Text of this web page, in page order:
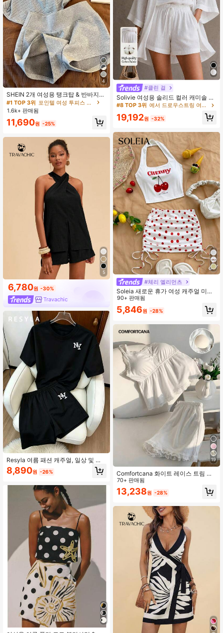
4
SHEIN 2개 여성용 탱크탑 & 반바지
세트, 봄/여름
#1 TOP 3위
포인텔 여성 투피스 의상
거의 매진!
#1 TOP 3위
포인텔 여성 투피스 의상
거의 매진!
#1 TOP 3위
포인텔 여성 투피스 의상
거의 매진!
#1 TOP 3위
거의 매진!
1.6k+ 판매됨
11,690원 -25%
5
6,780원 -30%
Travachic
Resyla 여름 패션 캐주얼, 일상 및 스
포츠웨어에 적합한 여성용 투피스 세
트, 여성용 블랙 뉴욕 NY 레터 프린트
편안한 디자인, 캐주얼 외출 투피스 세
8,890원 -26%
#클린 걸
Solivie 여성용 솔리드 컬러 캐미솔 탑,
반바지 및 로브 캐주얼 일상 세트
#8 TOP 3위 에서 드로우스트링 여성 투피스 의상
19,192원 -32%
#체리 엘리먼츠
Soleia 새로운 휴가 여성 캐주얼 미니
멀리스트 체리 프린트 백리스 크롭 탑
+ 물방울 무늬가 있는 플리츠 로우 웨
이스트 미니 스커트, 여름 착용에 적
보헤미안, 보헤미안, 로맨틱 플로럴,
휴가, 플로럴
90+ 판매됨
5,846원 -28%
19
Comfortcana 화이트 레이스 트림 니
트 캐미솔 및 반바지 세트 (가슴 패드
포함), 여름
70+ 판매됨
13,238원 -28%